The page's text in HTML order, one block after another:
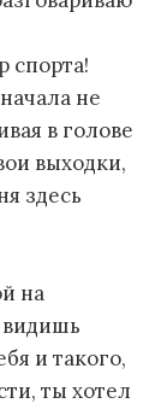
спорта!
не
в голове
выходки,
здесь
на
видишь
и такого,
ты хотел